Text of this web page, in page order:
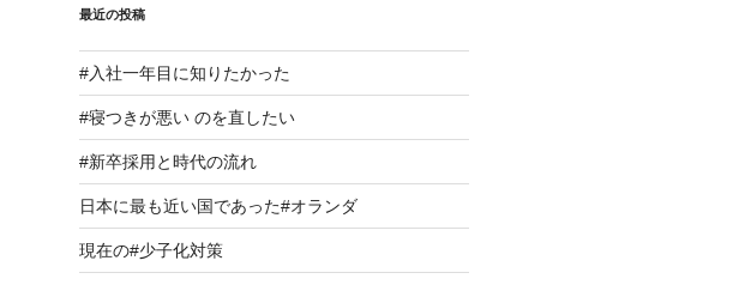
最近の投稿
#入社一年目に知りたかった
#寝つきが悪い のを直したい
#新卒採用と時代の流れ
日本に最も近い国であった#オランダ
現在の#少子化対策